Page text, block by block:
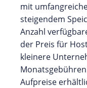
mit
steigendem
Anzahl
der Preis für
kleinere
Aufpreise